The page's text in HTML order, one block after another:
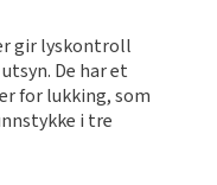
gir lyskontroll
De har et
for lukking, som
i tre